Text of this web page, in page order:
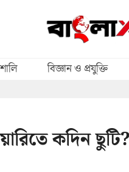
বিজ্ঞান ও প্রযুক্তি
কদিন